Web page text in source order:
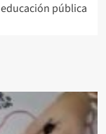
educación pública